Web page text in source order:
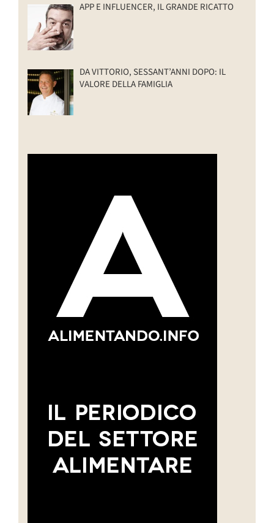
APP E INFLUENCER, IL GRANDE RICATTO
DA VITTORIO, SESSANT’ANNI DOPO: IL
VALORE DELLA FAMIGLIA